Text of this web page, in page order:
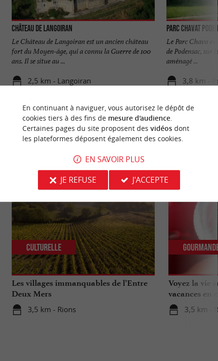
Château de Langoiran
Le Château de Langoiran est un ancien château
fort du Moyen-âge, qui a connu la Guerre de 100
ans. Il se situe au ...
2,5 km - Langoiran
Parc Chavat
Le Parc Chava
de Podensac, sur
aménagé ...
3,8 km -
NOUS AVONS TESTÉPOUR VOUS
Les villages immanquables de l’Entre
Deux Mers
3,5 km - Rions
Culturelle
Voyez la vie
vacances en
3,5 km -
En continuant à naviguer, vous autorisez le dépôt de
cookies tiers à des fins de mesure d'audience.
Certaines pages du site proposent des vidéosdont
les plateformes déposent également des cookies.
EN SAVOIR PLUS
JE REFUSE
J'ACCEPTE